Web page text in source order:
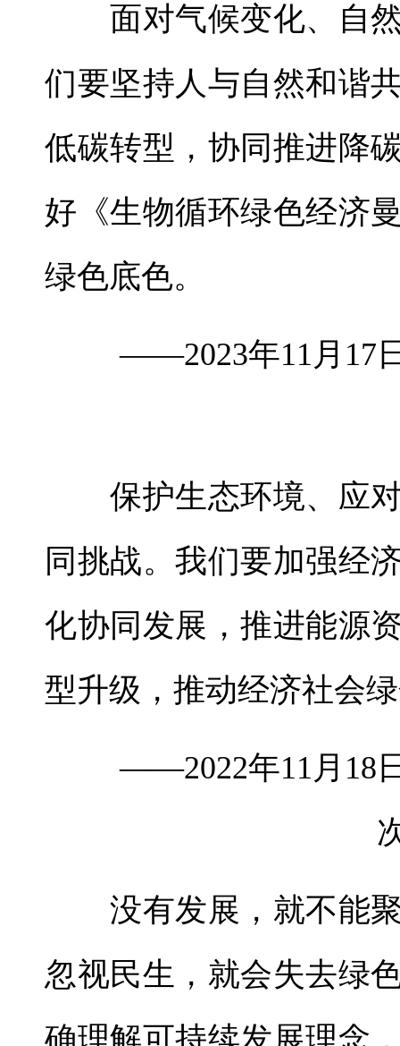
面对气候变化、自然
们要坚持人与自然和谐
低碳转型，协同推进降
好《生物循环绿色经济
绿色底色。
——2023年11月17日
保护生态环境、应对
同挑战。我们要加强经
化协同发展，推进能源
型升级，推动经济社会
——2022年11月18日
没有发展，就不能聚
忽视民生，就会失去绿
确理解可持续发展理念